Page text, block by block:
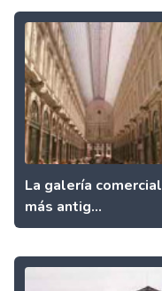
La galería comercial
más antig...